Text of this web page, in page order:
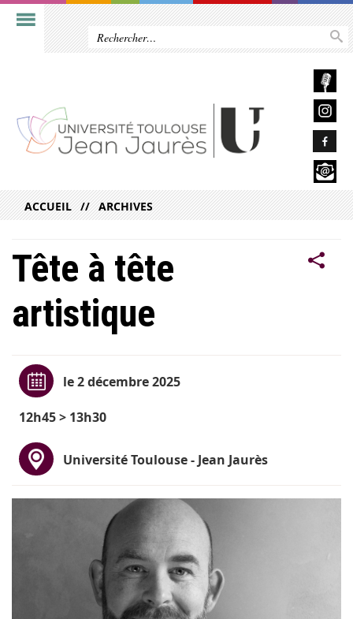
ACCUEIL ARCHIVES
Tête à tête
artistique
le 2 décembre 2025
12h45 > 13h30
Université Toulouse - Jean Jaurès